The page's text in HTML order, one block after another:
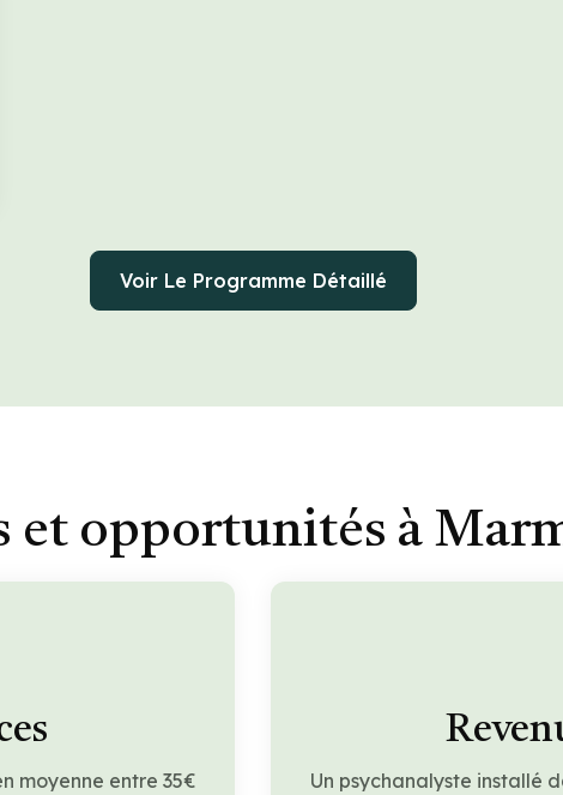
Voir Le Programme Détaillé
et opportunités à
moyenne entre 35€
Un psychanalyste installé